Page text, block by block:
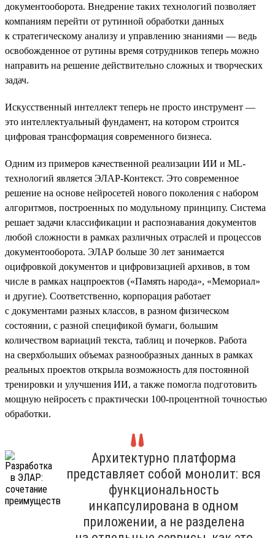
документооборота. Внедрение таких технологий позволяет
компаниям перейти от рутинной обработки данных
к стратегическому анализу и управлению знаниями — ведь
освобожденное от рутины время сотрудников теперь можно
направить на решение действительно сложных и творческих
задач.
Искусственный интеллект теперь не просто инструмент —
это интеллектуальный фундамент, на котором строится
цифровая трансформация современного бизнеса.
Одним из примеров качественной реализации ИИ и ML-
технологий является ЭЛАР-Контекст. Это современное
решение на основе нейросетей нового поколения с набором
алгоритмов, построенных по модульному принципу. Система
решает задачи классификации и распознавания документов
любой сложности в рамках различных отраслей и процессов
документооборота. ЭЛАР больше 30 лет занимается
оцифровкой документов и цифровизацией архивов, в том
числе в рамках нацпроектов («Память народа», «Мемориал»
и другие). Соответственно, корпорация работает
с документами разных классов, в разном физическом
состоянии, с разной спецификой бумаги, большим
количеством вариаций текста, таблиц и почерков. Работа
на сверхбольших объемах разнообразных данных в рамках
реальных проектов открыла возможность для постоянной
тренировки и улучшения ИИ, а также помогла подготовить
мощную нейросеть с практически 100-процентной точностью
обработки.
Архитектурно платформа
представляет собой монолит: вся
функциональность
инкапсулирована в одном
приложении, а не разделена